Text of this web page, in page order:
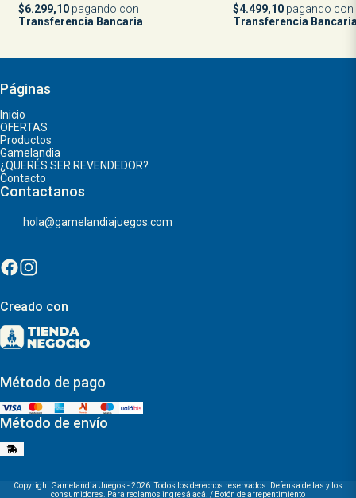
$6.299,10pagando con
Transferencia Bancaria
$4.499,10 pagando con
Transferencia
Páginas
Inicio
OFERTAS
Productos
Gamelandia
¿QUERÉS SER REVENDEDOR?
Contacto
Contactanos
hola@gamelandiajuegos.com
Creado con
Método de pago
Método de envío
Copyright Gamelandia Juegos - 2026. Todos los derechos reservados. Defensa de las y los
consumidores. Para reclamos ingresá acá. / Botón de arrepentimiento